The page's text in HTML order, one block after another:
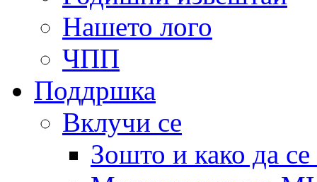
Нашето лого
ЧПП
Поддршка
Вклучи се
Зошто и како да